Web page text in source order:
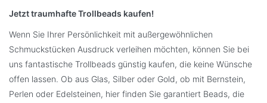
Jetzt traumhafte Trollbeads kaufen!
Wenn Sie Ihrer Persönlichkeit mit außergewöhnlichen
Schmuckstücken Ausdruck verleihen möchten, können Sie bei
uns fantastische Trollbeads günstig kaufen, die keine Wünsche
offen lassen. Ob aus Glas, Silber oder Gold, ob mit Bernstein,
Perlen oder Edelsteinen, hier finden Sie garantiert Beads, die